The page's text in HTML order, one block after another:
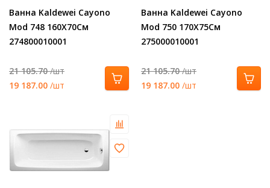
Ванна Kaldewei Cayono
Mod 748 160X70См
274800010001
21 105.70/шт
19 187.00 /шт
Ванна Kaldewei Cayono
Mod 750 170X75См
275000010001
21 105.70/шт
19 187.00 /шт